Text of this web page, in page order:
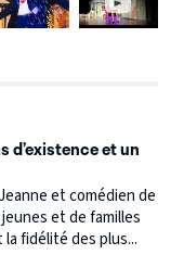
d’existence et un
et comédien de
et de familles
fidélité des plus...